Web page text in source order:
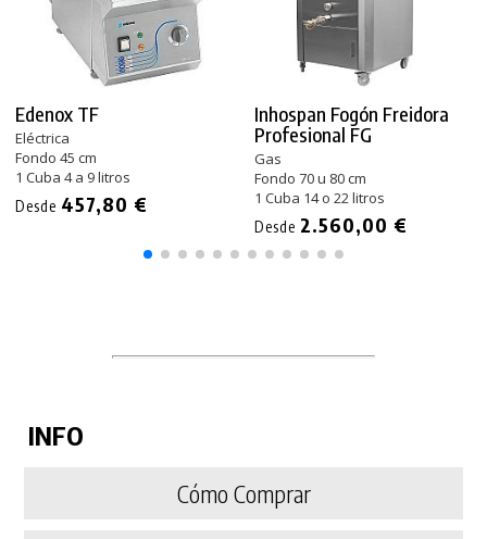
Edenox TF
Eléctrica
Fondo 45 cm
1 Cuba 4 a 9 litros
Desde 457,80 €
Inhospan Fogón Freidora
Profesional FG
Gas
Fondo 70 u 80 cm
1 Cuba 14 o 22 litros
Desde 2.560,00 €
INFO
Cómo Comprar